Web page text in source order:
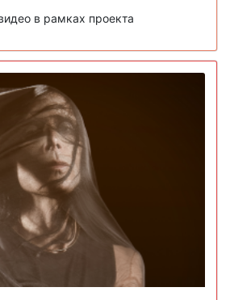
в рамках проекта